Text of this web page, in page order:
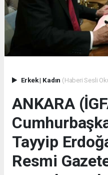
Erkek| Kadın (Haberi Sesli
ANKARA
Tayyip
Resmi